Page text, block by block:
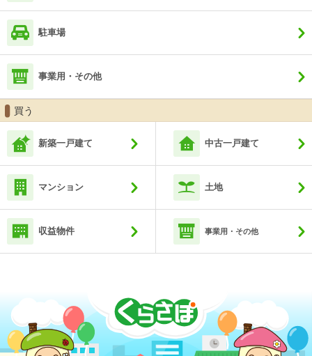
駐車場
事業用・その他
買う
新築一戸建て 中古一戸建て
マンション 土地
収益物件 事業用・その他